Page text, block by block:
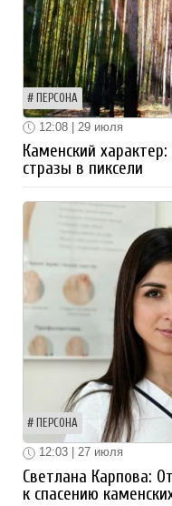
ПЕРСОНА
12:08 | 29 июля
Каменский
стразы в пиксели
ПЕРСОНА
12:03 | 27 июля
Светлана Карпова:
к спасению